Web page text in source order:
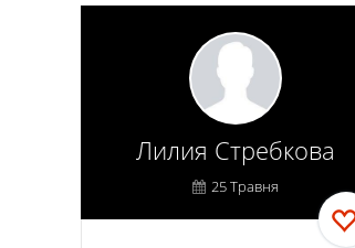
Лилия Стребкова
25 Травня